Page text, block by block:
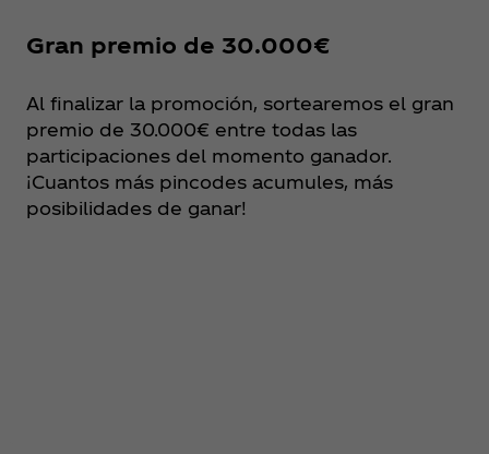
Gran premio de 30.000€
Al finalizar la promoción, sortearemos el gran
premio de 30.000€ entre todas las
participaciones del momento ganador.
¡Cuantos más pincodes acumules, más
posibilidades de ganar!